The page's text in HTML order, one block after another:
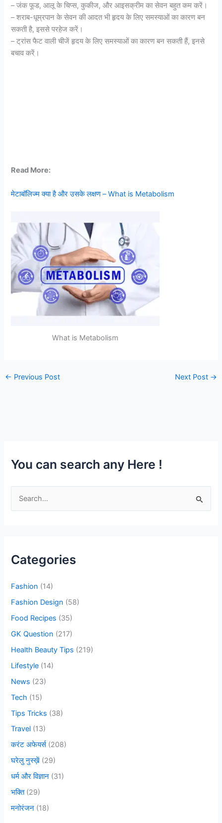
– जंक फूड, आलू के चिप्स, कुकीज, और आइसक्रीम का सेवन बहुत कम करें।
– शराब-धूम्रपान के सेवन की आदत भी हृदय के लिए समस्याओं का कारण बन
सकती है, इससे परहेज करें।
– ट्रांस फैट वाली चीजें हृदय के लिए समस्याओं का कारण बन सकती हैं, इनसे
बचाव करें।
Read More:
मेटाबॉलिज्म क्या है और उसके लक्षण – What is Metabolism
What is Metabolism
← Previous Post Next Post →
You can search any Here !
h
r
:
Categories
Fashion (14)
Fashion Design (58)
Food Recipes (35)
GK Question (217)
Health Beauty Tips (219)
Lifestyle (14)
News (23)
Tech (15)
Tips Tricks (38)
Travel (13)
करंट अफेयर्स(208)
घरेलु नुस्ख़ें (29)
धर्म और विज्ञान (31)
भक्ति(29)
मनोरंजन (18)